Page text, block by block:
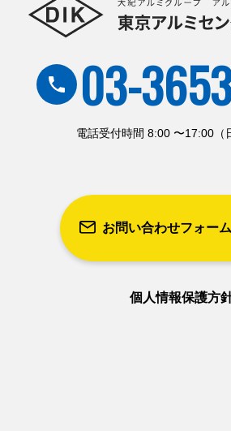
03-
電話受付時間 8:00 〜17:00（
お問い合わせフォー
個人情報保護方